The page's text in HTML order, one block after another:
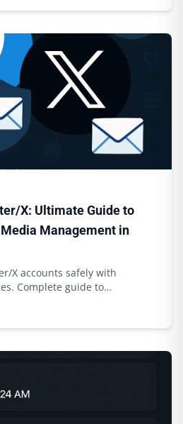
X: Ultimate Guide to
Management in
X accounts safely with
Complete guide to